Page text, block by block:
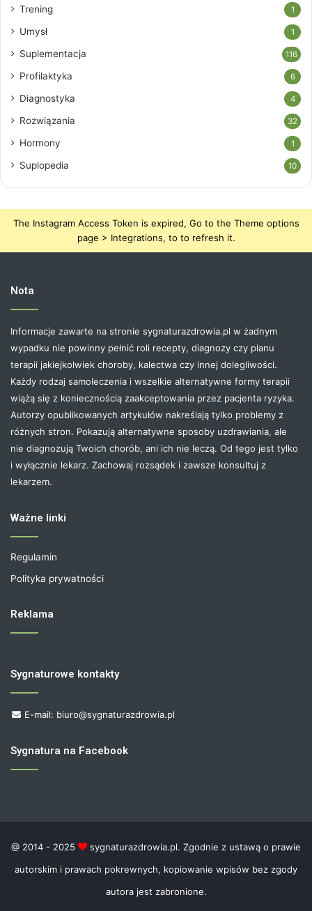
Trening 1
Umysł 1
Suplementacja 116
Profilaktyka 6
Diagnostyka 4
Rozwiązania 32
Hormony 1
Suplopedia 10
The Instagram Access Token is expired, Go to the Theme options
page > Integrations, to to refresh it.
Nota
Informacje zawarte na stronie sygnaturazdrowia.pl w żadnym
wypadku nie powinny pełnić roli recepty, diagnozy czy planu
terapii jakiejkolwiek choroby, kalectwa czy innej dolegliwości.
Każdy rodzaj samoleczenia i wszelkie alternatywne formy terapii
wiążą się z koniecznością zaakceptowania przez pacjenta ryzyka.
Autorzy opublikowanych artykułów nakreślają tylko problemy z
różnych stron. Pokazują alternatywne sposoby uzdrawiania, ale
nie diagnozują Twoich chorób, ani ich nie leczą. Od tego jest tylko
i wyłącznie lekarz. Zachowaj rozsądek i zawsze konsultuj z
lekarzem.
Ważne linki
Regulamin
Polityka prywatności
Reklama
Sygnaturowe kontakty
E-mail: biuro@sygnaturazdrowia.pl
Sygnatura na Facebook
@ 2014 - 2025
sygnaturazdrowia.pl. Zgodnie z ustawą o prawie
autorskim i prawach pokrewnych, kopiowanie wpisów bez zgody
autora jest zabronione.